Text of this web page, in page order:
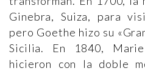
Ginebra, Suiza, para
pero Goethe hizo su
Sicilia. En 1840,
hicieron con la doble